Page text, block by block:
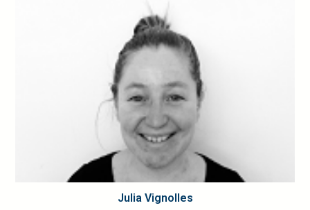
Julia Vignolles